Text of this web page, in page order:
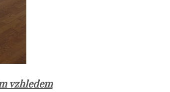
vzhledem